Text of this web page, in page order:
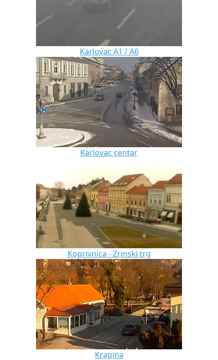
Karlovac A1 / A6
Karlovac centar
Koprivnica - Zrinski trg
Krapina